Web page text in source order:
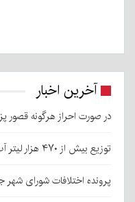
آخرین اخبار
در صورت احراز هرگونه قصور
توزیع بیش از ۴۷۰ هزار لیتر آب میان عزاداران جامانده اربعین در کرمان
پرونده اختلافات شورای